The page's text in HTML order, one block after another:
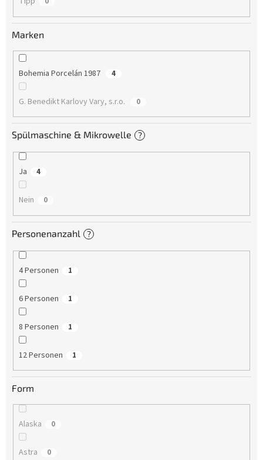
Marken
Bohemia Porcelán 1987 4
G. Benedikt Karlovy Vary, s.r.o. 0
Spülmaschine & Mikrowelle ?
Ja 4
Nein 0
Personenanzahl ?
4 Personen 1
6 Personen 1
8 Personen 1
12 Personen 1
Form
Alaska 0
Astra 0